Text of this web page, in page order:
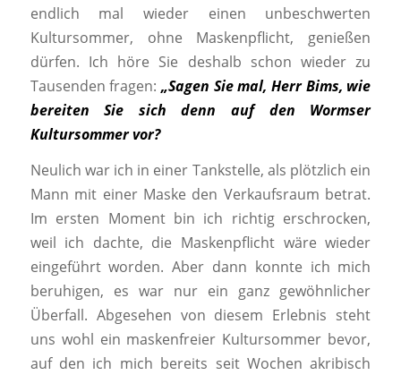
endlich mal wieder einen unbeschwerten
Kultursommer, ohne Maskenpflicht, genießen
dürfen. Ich höre Sie deshalb schon wieder zu
Tausenden fragen: „Sagen Sie mal,Herr Bims, wie
bereiten Sie sich denn auf den Wormser
Kultursommer vor?
Neulich war ich in einer Tankstelle, als plötzlich ein
Mann mit einer Maske den Verkaufsraum betrat.
Im ersten Moment bin ich richtig erschrocken,
weil ich dachte, die Maskenpflicht wäre wieder
eingeführt worden. Aber dann konnte ich mich
beruhigen, es war nur ein ganz gewöhnlicher
Überfall. Abgesehen von diesem Erlebnis steht
uns wohl ein maskenfreier Kultursommer bevor,
auf den ich mich bereits seit Wochen akribisch